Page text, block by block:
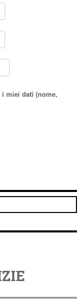
miei dati (nome,